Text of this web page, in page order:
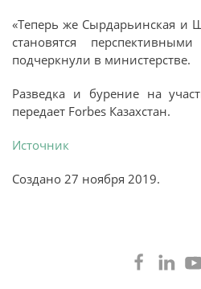
«Теперь же Сырдарьинская и
становятся
подчеркнули в министерстве.
Разведка и бурение на
передает Forbes Казахстан.
Источник
Создано 27 ноября 2019.